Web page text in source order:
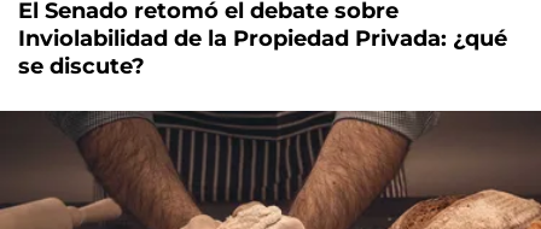
El Senado retomó el debate sobre
Inviolabilidad de la Propiedad Privada: ¿qué
se discute?